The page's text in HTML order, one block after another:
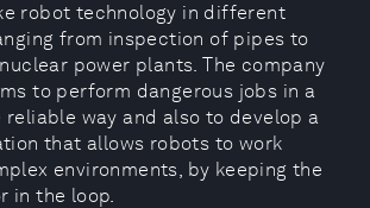
robot technology in different
from inspection of pipes to
power plants. The company
to perform dangerous jobs in a
reliable way and also to develop a
that allows robots to work
environments, by keeping the
in the loop.